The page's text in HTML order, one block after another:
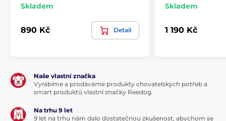
Skladem
890 Kč Detail
Skladem
1 190 Kč
Naše vlastní značka
Vyrábíme a prodáváme produkty chovatelských potřeb a
smart produktů vlastní značky Reedog.
Na trhu 9 let
9 let na trhu nám dalo dostatečnou zkušenost, abychom se